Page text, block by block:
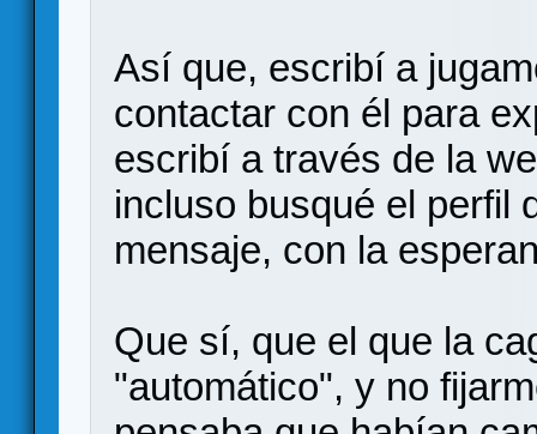
Así que, escribí a
contactar con él para
escribí a través de la
incluso busqué el perfil
mensaje, con la
Que sí, que el que la
"automático", y no